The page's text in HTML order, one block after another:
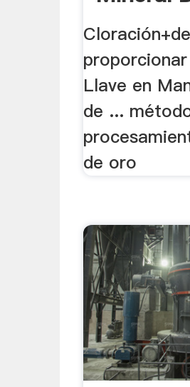
Llave en
de ...
de oro